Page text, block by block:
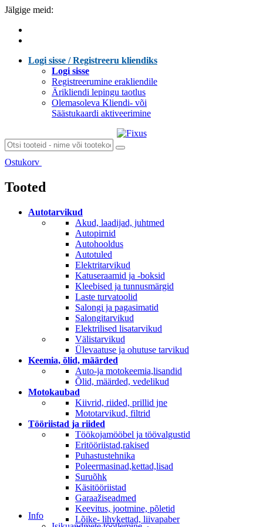
Jälgige meid:
Logi sisse / Registreeru kliendiks
Logi sisse
Registreerumine erakliendile
Ärikliendi lepingu taotlus
Olemasoleva Kliendi- või
Säästukaardi aktiveerimine
Ostukorv
Tooted
Autotarvikud
Akud, laadijad, juhtmed
Autopirnid
Autohooldus
Autotuled
Elektritarvikud
Katuseraamid ja -boksid
Kleebised ja tunnusmärgid
Laste turvatoolid
Salongi ja pagasimatid
Salongitarvikud
Elektrilised lisatarvikud
Välistarvikud
Ülevaatuse ja ohutuse tarvikud
Keemia, õlid, määrded
Auto-ja motokeemia,lisandid
Õlid, määrded, vedelikud
Motokaubad
Kiivrid, riided, prillid jne
Mototarvikud, filtrid
Tööriistad ja riided
Töökojamööbel ja töövalgustid
Eritööriistad,rakised
Puhastustehnika
Poleermasinad,kettad,lisad
Suruõhk
Käsitööriistad
Garaažiseadmed
Keevitus, jootmine, põletid
Lõike- lihvkettad, liivapaber
Info